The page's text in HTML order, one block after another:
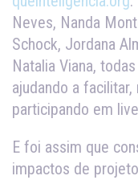
Neves, Nanda
Schock, Jordana
Natalia Viana,
ajudando a
participando em
E foi assim que
impactos de